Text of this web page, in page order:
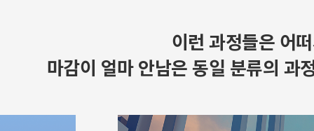
이런 과정들은 어
마감이 얼마 안남은 동일 분류의 과